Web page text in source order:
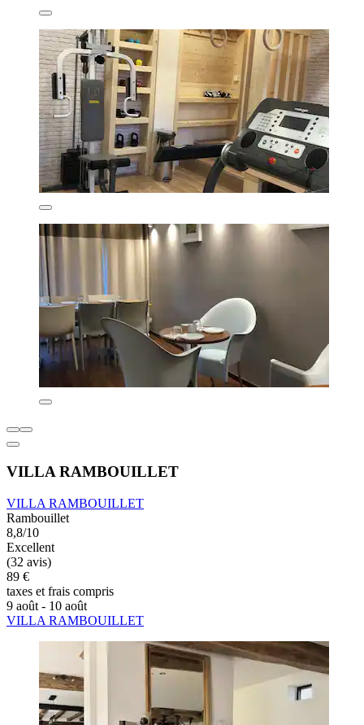
VILLA RAMBOUILLET
VILLA RAMBOUILLET
Rambouillet
8,8/10
Excellent
(32 avis)
89 €
taxes et frais compris
9 août - 10 août
VILLA RAMBOUILLET